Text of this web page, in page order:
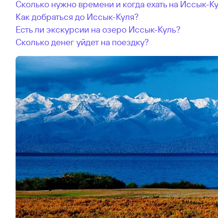
Сколько нужно времени и когда ехать на Иссык-
Как добраться до Иссык-Куля?
Есть ли экскурсии на озеро Иссык-Куль?
Сколько денег уйдет на поездку?